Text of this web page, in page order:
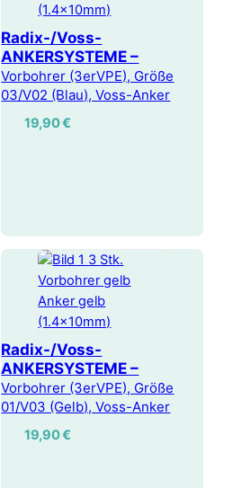
Radix-/Voss-
ANKERSYSTEME –
Vorbohrer (3erVPE), Größe
03/V02 (Blau), Voss-Anker
19,90€
Radix-/Voss-
ANKERSYSTEME –
Vorbohrer (3erVPE), Größe
01/V03 (Gelb), Voss-Anker
19,90€